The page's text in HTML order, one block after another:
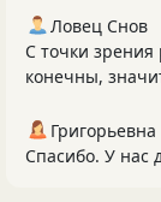
Ловец Снов
С точки
конечны,
Григорьевна
Спасибо. У нас